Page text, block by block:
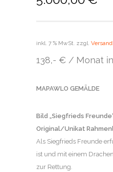
inkl. 7 % MwSt. zzgl.
138,- € / Monat
MAPAWLO GEMÄLDE
Bild „Siegfrieds
Original/Unikat
Als Siegfrieds Freunde
ist und mit einem
zur Rettung.